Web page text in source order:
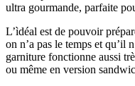
ultra gourmande, parfaite
L’ìdéal est de pouvoir
on n’a pas le temps et qu’il
garniture fonctionne aussi
ou même en version